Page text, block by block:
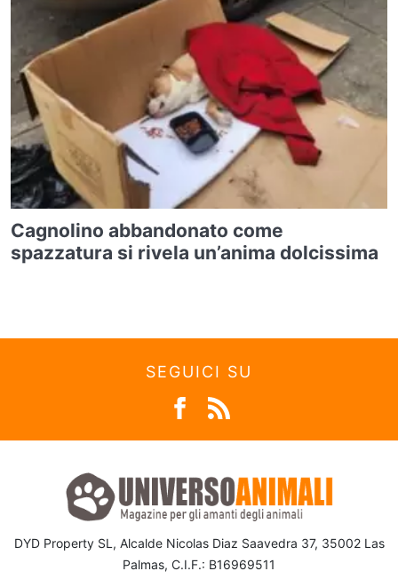
Cagnolino abbandonato come
spazzatura si rivela un’anima dolcissima
SEGUICI SU
DYD Property SL, Alcalde Nicolas Diaz Saavedra 37, 35002 Las
Palmas, C.I.F.: B16969511